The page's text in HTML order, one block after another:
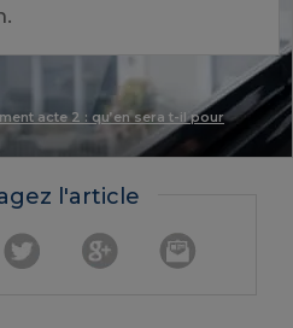
acte 2 : qu’en sera t-il pour
l'article